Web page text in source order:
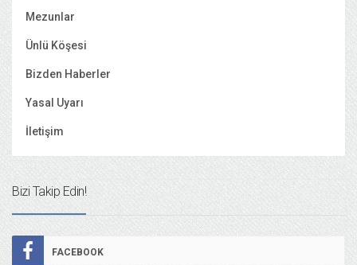
Mezunlar
Ünlü Köşesi
Bizden Haberler
Yasal Uyarı
İletişim
Bizi Takip Edin!
FACEBOOK